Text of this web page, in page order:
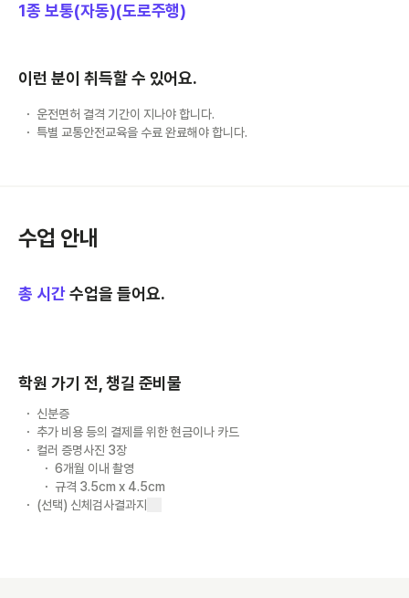
1종 보통(자동)(도로주행)
이런 분이 취득할 수 있어요.
운전면허 결격 기간이 지나야 합니다.
특별 교통안전교육을 수료 완료해야 합니다.
수업 안내
총 시간수업을 들어요.
학원 가기 전, 챙길 준비물
신분증
추가 비용 등의 결제를 위한 현금이나 카드
컬러 증명사진 3장
6개월 이내 촬영
규격 3.5cm x 4.5cm
(선택) 신체검사결과지